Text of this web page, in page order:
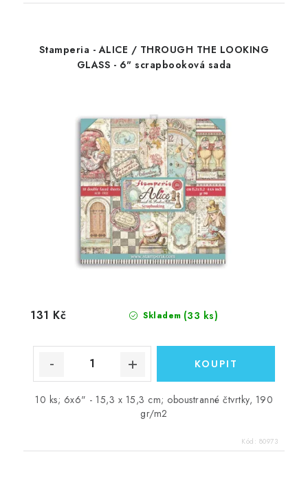
Stamperia - ALICE / THROUGH THE LOOKING
GLASS - 6" scrapbooková sada
Skladem (33 ks)
131 Kč
10 ks; 6x6" - 15,3 x 15,3 cm; oboustranné čtvrtky, 190
gr/m2
Kód: 80973